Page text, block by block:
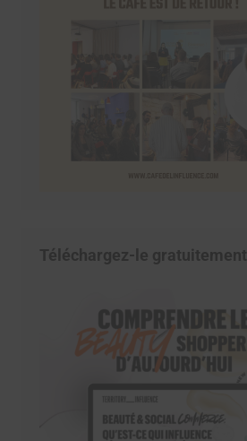
Téléchargez-le gratuitement